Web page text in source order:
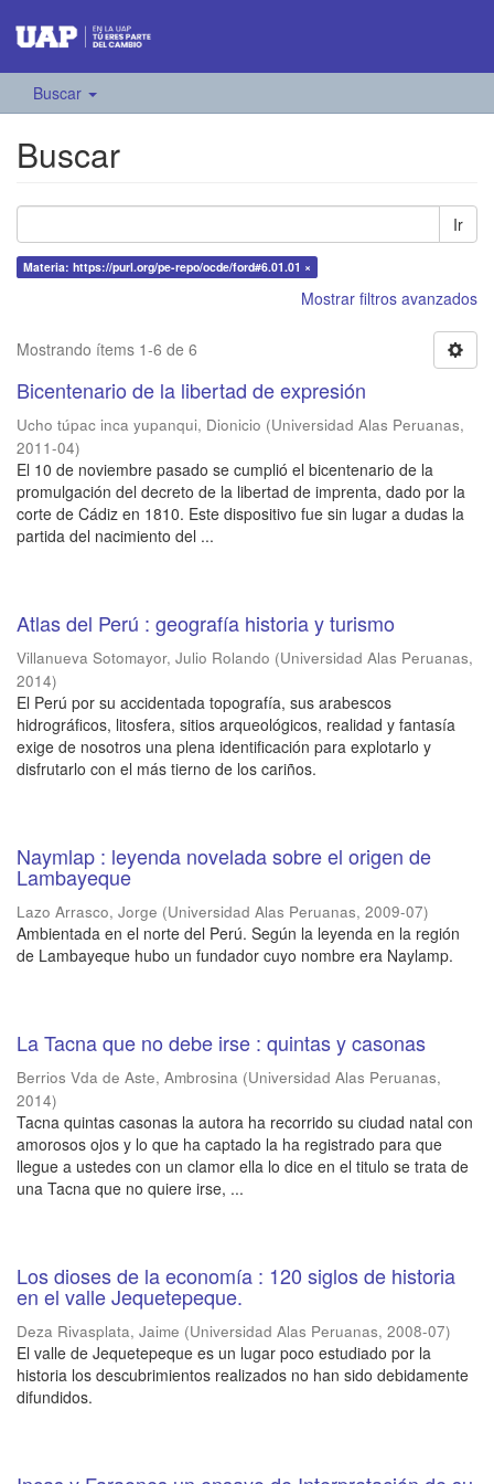
Buscar
Buscar
Ir
Materia: https://purl.org/pe-repo/ocde/ford#6.01.01 ×
Mostrar filtros avanzados
Mostrando ítems 1-6 de 6
Bicentenario de la libertad de expresión
Ucho túpac inca yupanqui, Dionicio (Universidad Alas Peruanas,
2011-04)
El 10 de noviembre pasado se cumplió el bicentenario de la
promulgación del decreto de la libertad de imprenta, dado por la
corte de Cádiz en 1810. Este dispositivo fue sin lugar a dudas la
partida del nacimiento del ...
Atlas del Perú : geografía historia y turismo
Villanueva Sotomayor, Julio Rolando (Universidad Alas Peruanas,
2014)
El Perú por su accidentada topografía, sus arabescos
hidrográficos, litosfera, sitios arqueológicos, realidad y fantasía
exige de nosotros una plena identificación para explotarlo y
disfrutarlo con el más tierno de los cariños.
Naymlap : leyenda novelada sobre el origen de
Lambayeque
Lazo Arrasco, Jorge (Universidad Alas Peruanas, 2009-07)
Ambientada en el norte del Perú. Según la leyenda en la región
de Lambayeque hubo un fundador cuyo nombre era Naylamp.
La Tacna que no debe irse : quintas y casonas
Berrios Vda de Aste, Ambrosina (Universidad Alas Peruanas,
2014)
Tacna quintas casonas la autora ha recorrido su ciudad natal con
amorosos ojos y lo que ha captado la ha registrado para que
llegue a ustedes con un clamor ella lo dice en el titulo se trata de
una Tacna que no quiere irse, ...
Los dioses de la economía : 120 siglos de historia
en el valle Jequetepeque.
Deza Rivasplata, Jaime (Universidad Alas Peruanas, 2008-07)
El valle de Jequetepeque es un lugar poco estudiado por la
historia los descubrimientos realizados no han sido debidamente
difundidos.